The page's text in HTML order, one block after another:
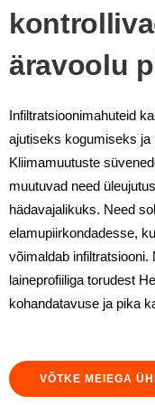
äravoolu
Infiltratsioonimahuteid
ajutiseks kogumiseks ja
Kliimamuutuste
muutuvad need
hädavajalikuks. Need
elamupiirkondadesse,
võimaldab
laineprofiiliga torudest
kohandatavuse ja pika
VÕTKE MEIEGA